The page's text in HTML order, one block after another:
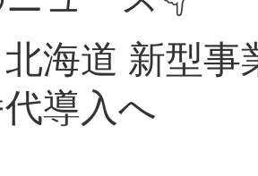
海道 新型
導入へ